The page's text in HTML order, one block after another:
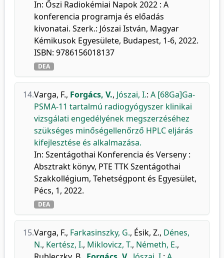
In: Őszi Radiokémiai Napok 2022 : A
konferencia programja és előadás
kivonatai. Szerk.: Jószai István, Magyar
Kémikusok Egyesülete, Budapest, 1-6, 2022.
ISBN: 9786156018137
DEA
14.Varga, F., Forgács, V., Jószai, I.: A [68Ga]Ga-
PSMA-11 tartalmú radiogyógyszer klinikai
vizsgálati engedélyének megszerzéséhez
szükséges minőségellenőrző HPLC eljárás
kifejlesztése és alkalmazása.
In: Szentágothai Konferencia és Verseny :
Absztrakt könyv, PTE TTK Szentágothai
Szakkollégium, Tehetségpont és Egyesület,
Pécs, 1, 2022.
DEA
15.Varga, F., Farkasinszky, G., Ésik, Z., Dénes,
N., Kertész, I., Miklovicz, T., Németh, E.,